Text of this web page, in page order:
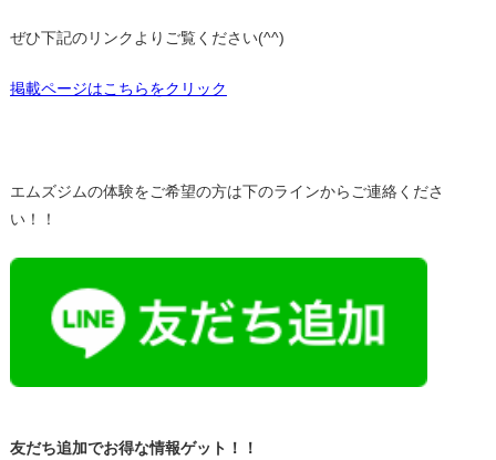
ぜひ下記のリンクよりご覧ください(^^)
掲載ページはこちらをクリック
エムズジムの体験をご希望の方は下のラインからご連絡くださ
い！！
友だち追加でお得な情報ゲット！！